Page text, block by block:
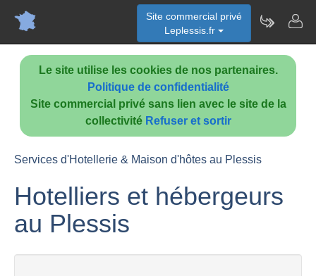
Le site utilise les cookies de nos partenaires.
Politique de confidentialité
Site commercial privé sans lien avec le site de la
collectivité Refuser et sortir
Site commercial privé
Leplessis.fr
Services d'Hotellerie & Maison d'hôtes au Plessis
Hotelliers et hébergeurs
au Plessis